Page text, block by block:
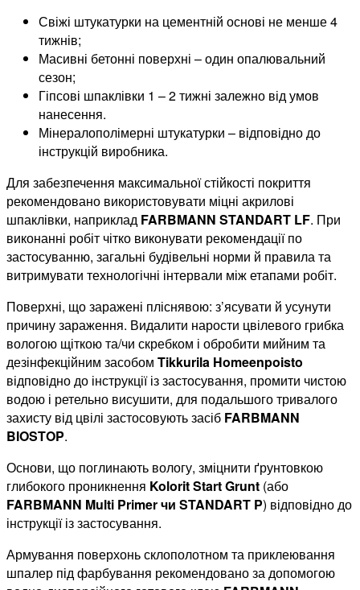
Свіжі штукатурки на цементній основі не менше 4
тижнів;
Масивні бетонні поверхні – один опалювальний
сезон;
Гіпсові шпаклівки 1 – 2 тижні залежно від умов
нанесення.
Мінералополімерні штукатурки – відповідно до
інструкцій виробника.
Для забезпечення максимальної стійкості покриття
рекомендовано використовувати міцні акрилові
шпаклівки, наприклад FARBMANN STANDART LF. При
виконанні робіт чітко виконувати рекомендації по
застосуванню, загальні будівельні норми й правила та
витримувати технологічні інтервали між етапами робіт.
Поверхні, що заражені пліснявою: з’ясувати й усунути
причину зараження. Видалити нарости цвілевого грибка
вологою щіткою та/чи скребком і обробити мийним та
дезінфекційним засобом Tikkurila Homeenpoisto
відповідно до інструкції із застосування, промити чистою
водою і ретельно висушити, для подальшого тривалого
захисту від цвілі застосовують засіб FARBMANN
BIOSTOP.
Основи, що поглинають вологу, зміцнити ґрунтовкою
глибокого проникнення Kolorit Start Grunt (або
FARBMANN Multi Primer чи STANDART P) відповідно до
інструкції із застосування.
Армування поверхонь склополотном та приклеювання
шпалер під фарбування рекомендовано за допомогою